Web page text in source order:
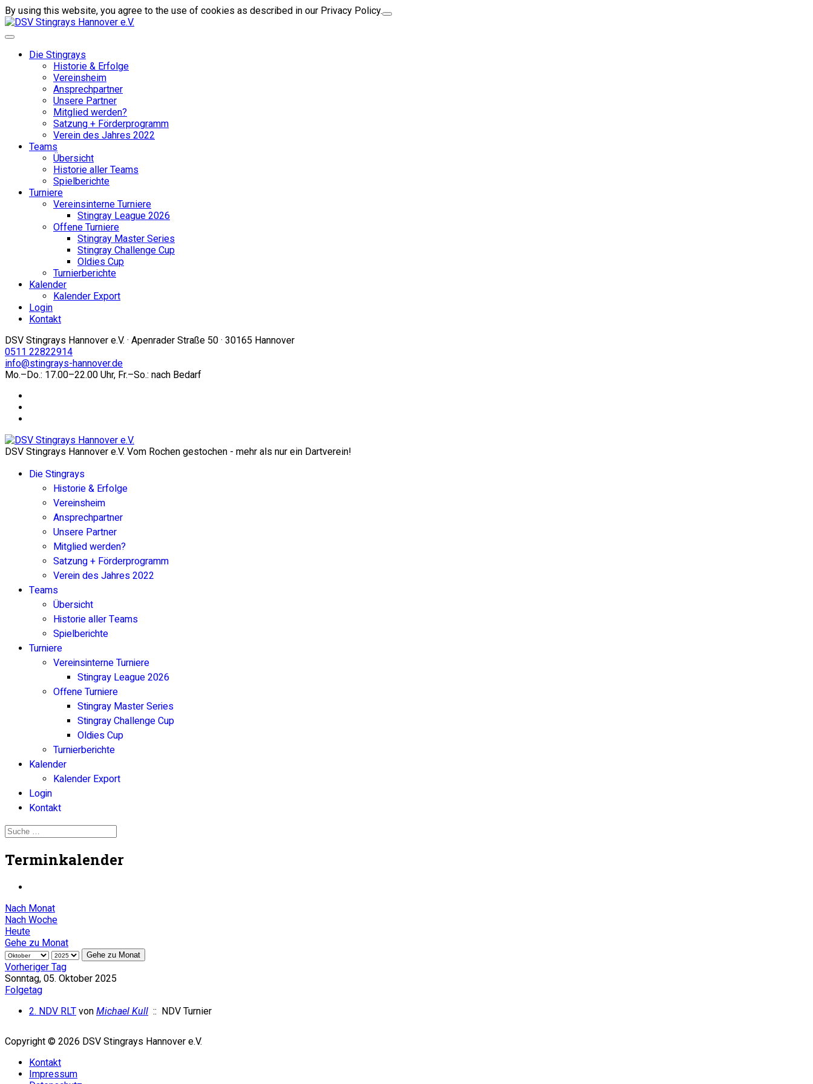
By using this website, you agree to the use of cookies as described in our Privacy Policy.
Die Stingrays
Historie & Erfolge
Vereinsheim
Ansprechpartner
Unsere Partner
Mitglied werden?
Satzung + Förderprogramm
Verein des Jahres 2022
Teams
Übersicht
Historie aller Teams
Spielberichte
Turniere
Vereinsinterne Turniere
Stingray League 2026
Offene Turniere
Stingray Master Series
Stingray Challenge Cup
Oldies Cup
Turnierberichte
Kalender
Kalender Export
Login
Kontakt
DSV Stingrays Hannover e.V. · Apenrader Straße 50 · 30165 Hannover
0511 22822914
info@stingrays-hannover.de
Mo.–Do.: 17.00–22.00 Uhr, Fr.–So.: nach Bedarf
DSV Stingrays Hannover e.V. Vom Rochen gestochen - mehr als nur ein Dartverein!
Die Stingrays
Historie & Erfolge
Vereinsheim
Ansprechpartner
Unsere Partner
Mitglied werden?
Satzung + Förderprogramm
Verein des Jahres 2022
Teams
Übersicht
Historie aller Teams
Spielberichte
Turniere
Vereinsinterne Turniere
Stingray League 2026
Offene Turniere
Stingray Master Series
Stingray Challenge Cup
Oldies Cup
Turnierberichte
Kalender
Kalender Export
Login
Kontakt
Terminkalender
Nach Monat
Nach Woche
Heute
Gehe zu Monat
Gehe zu Monat
Vorheriger Tag
Sonntag, 05. Oktober 2025
Folgetag
2. NDV RLT von Michael Kull :: NDV Turnier
Copyright © 2026 DSV Stingrays Hannover e.V.
Kontakt
Impressum